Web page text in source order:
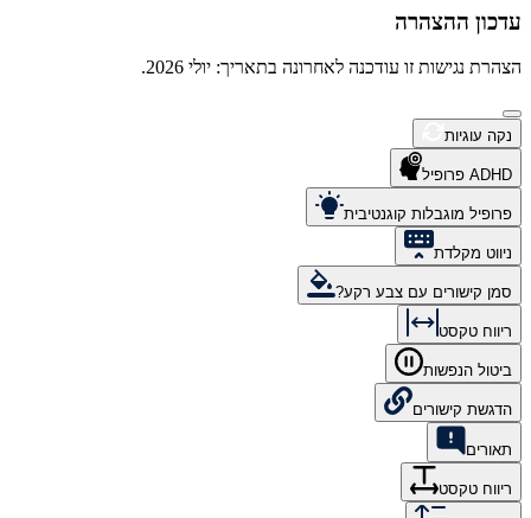
עדכון ההצהרה
הצהרת נגישות זו עודכנה לאחרונה בתאריך: יולי 2026.
נקה עוגיות
ADHD פרופיל
פרופיל מוגבלות קוגנטיבית
ניווט מקלדת
סמן קישורים עם צבע רקע?
ריווח טקסט
ביטול הנפשות
הדגשת קישורים
תאורים
ריווח טקסט